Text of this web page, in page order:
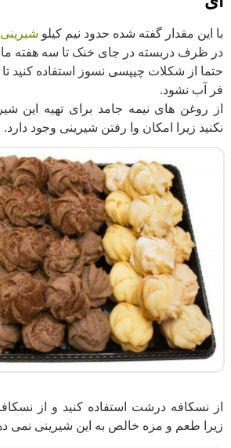
با این مقدار گفته شده حدود نیم کیلو شیرینی
در ظرف دربسته در جای خنک تا سه هفته
حتما از شکلات چیپسی نسوز استفاده کنید تا
فر آب نشود.
از روغن های نیمه جامد برای تهیه این
نکنید زیرا امکان وا رفتن شیرینی وجود دارد.
از نسکافه درشت استفاده کنید و از
زیرا طعم و مزه خالص به این شیرینی نمی